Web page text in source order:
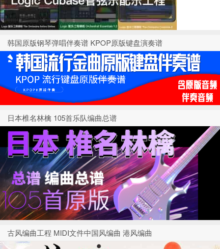
韩国原版钢琴弹唱伴奏谱 KPOP原版键盘演奏谱
日本椎名林檎 105首乐队编曲总谱
古风编曲工程 MIDI文件中国风编曲 港风编曲